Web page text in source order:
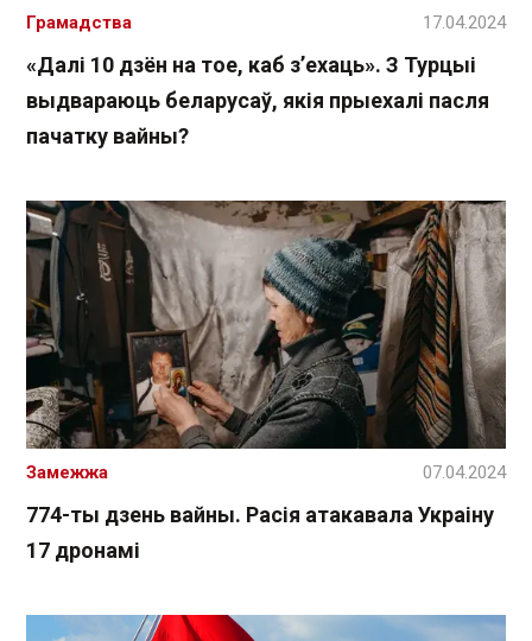
«Далі 10 дзён на тое, каб з’ехаць». З Турцыі
выдвараюць беларусаў, якія прыехалі пасля
пачатку вайны?
Грамадства 17.04.2024
774-ты дзень вайны. Расія атакавала Украіну
17 дронамі
Замежжа 07.04.2024